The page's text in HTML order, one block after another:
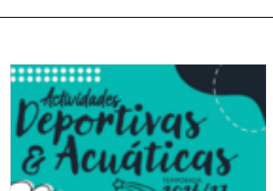
Corredor del Huerva Empresarial